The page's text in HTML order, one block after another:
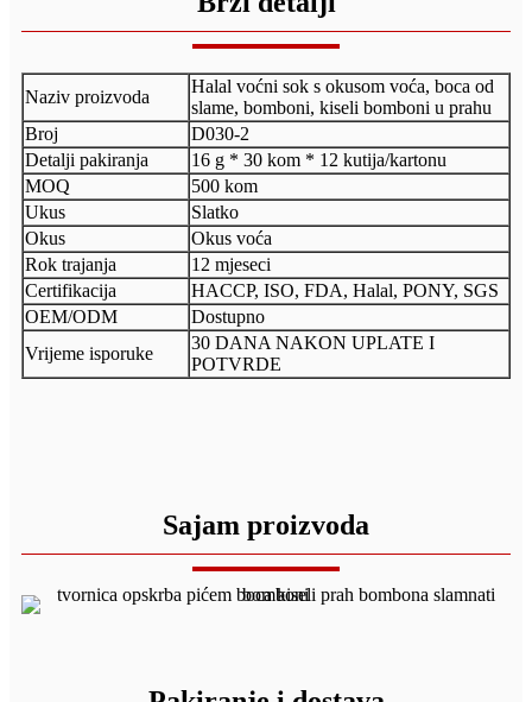
Naziv proizvoda
Halal voćni sok s okusom voća, boca od
slame, bomboni, kiseli bomboni u prahu
Broj
D030-2
Detalji pakiranja
16 g * 30 kom * 12 kutija/kartonu
MOQ
500 kom
Ukus
Slatko
Okus
Okus voća
Rok trajanja
12 mjeseci
Certifikacija
HACCP, ISO, FDA, Halal, PONY, SGS
OEM/ODM
Dostupno
Vrijeme isporuke
30 DANA NAKON UPLATE I
POTVRDE
Sajam proizvoda